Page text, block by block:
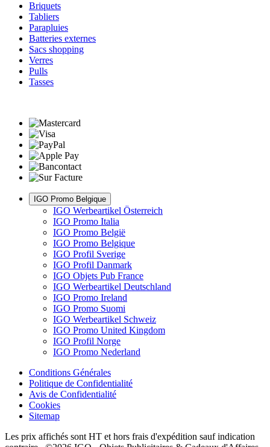
Briquets
Tabliers
Parapluies
Batteries externes
Sacs shopping
Verres
Pulls
Tasses
IGO Promo Belgique
IGO Werbeartikel Österreich
IGO Promo Italia
IGO Promo België
IGO Promo Belgique
IGO Profil Sverige
IGO Profil Danmark
IGO Objets Pub France
IGO Werbeartikel Deutschland
IGO Promo Ireland
IGO Promo Suomi
IGO Werbeartikel Schweiz
IGO Promo United Kingdom
IGO Profil Norge
IGO Promo Nederland
Conditions Générales
Politique de Confidentialité
Avis de Confidentialité
Cookies
Sitemap
Les prix affichés sont HT et hors frais d'expédition sauf indication